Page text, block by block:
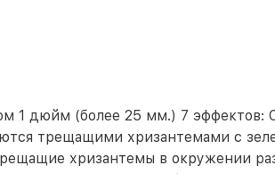
1 дюйм (более 25 мм.) 7
трещащими хризантемами с
хризантемы в окружении